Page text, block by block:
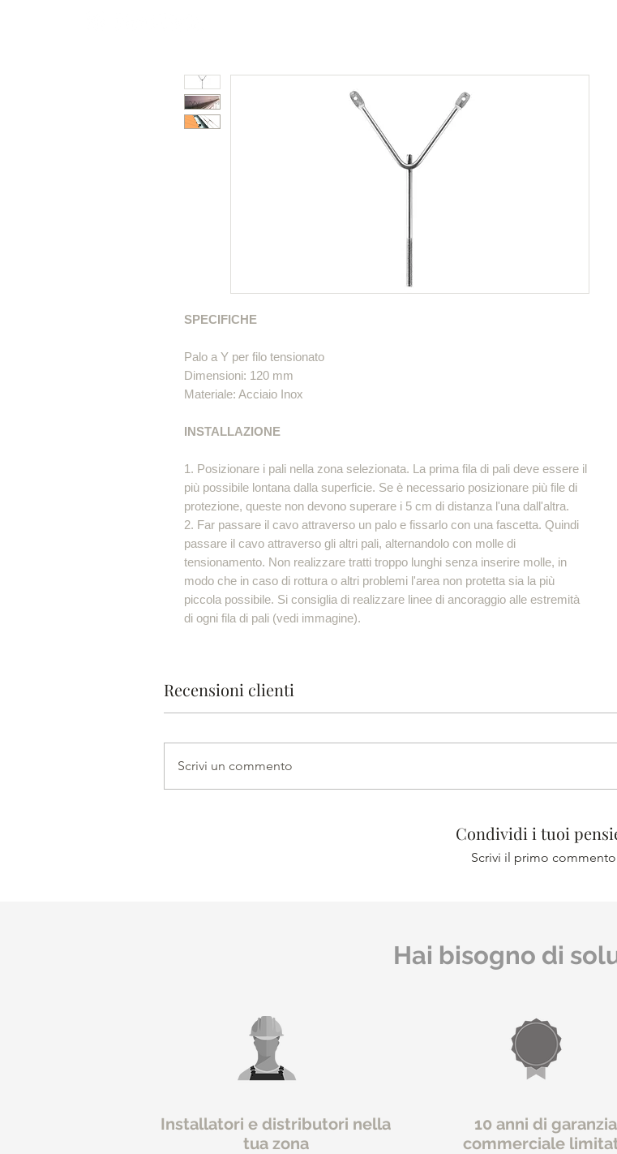
SPECIFICHE
Palo a Y per filo tensionato
Dimensioni: 120 mm
Materiale: Acciaio Inox
INSTALLAZIONE
1. Posizionare i pali nella zona selezionata. La prima fila di pali deve essere il
più possibile lontana dalla superficie. Se è necessario posizionare più file di
protezione, queste non devono superare i 5 cm di distanza l'una dall'altra.
2. Far passare il cavo attraverso un palo e fissarlo con una fascetta. Quindi
passare il cavo attraverso gli altri pali, alternandolo con molle di
tensionamento. Non realizzare tratti troppo lunghi senza inserire molle, in
modo che in caso di rottura o altri problemi l'area non protetta sia la più
piccola possibile. Si consiglia di realizzare linee di ancoraggio alle estremità
di ogni fila di pali (vedi immagine).
Recensioni clienti
Scrivi un commento
Condividi i tuoi
Scrivi il primo
Hai bisogno di
Installatori e distributori nella
tua zona
10 anni di garanzia
commerciale